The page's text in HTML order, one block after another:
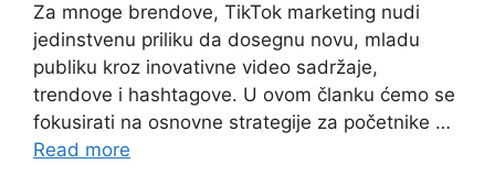
Za mnoge brendove, TikTok marketing nudi
jedinstvenu priliku da dosegnu novu, mladu
publiku kroz inovativne video sadržaje,
trendove i hashtagove. U ovom članku ćemo se
fokusirati na osnovne strategije za početnike …
Read more